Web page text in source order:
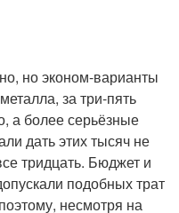
но эконом-варианты
за три-пять
а более серьёзные
дать этих тысяч не
тридцать. Бюджет и
подобных трат
несмотря на